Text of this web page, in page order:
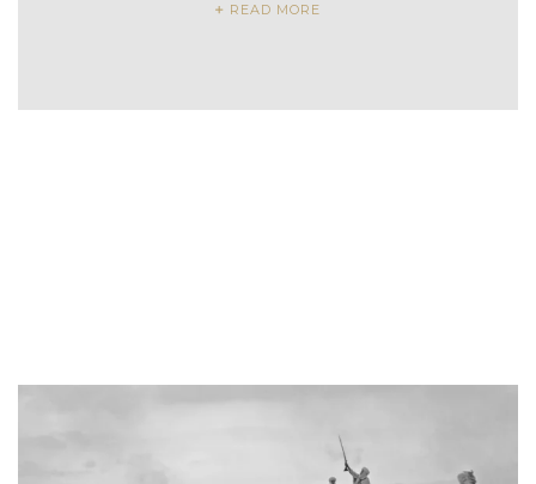
READ MORE